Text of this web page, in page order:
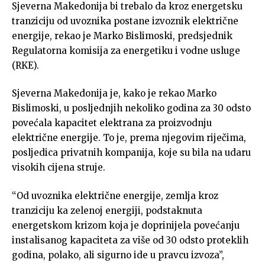
Sjeverna Makedonija bi trebalo da kroz energetsku
tranziciju od uvoznika postane izvoznik električne
energije, rekao je Marko Bislimoski, predsjednik
Regulatorna komisija za energetiku i vodne usluge
(RKE).
Sjeverna Makedonija je, kako je rekao Marko
Bislimoski, u posljednjih nekoliko godina za 30 odsto
povećala kapacitet elektrana za proizvodnju
električne energije. To je, prema njegovim riječima,
posljedica privatnih kompanija, koje su bila na udaru
visokih cijena struje.
“Od uvoznika električne energije, zemlja kroz
tranziciju ka zelenoj energiji, podstaknuta
energetskom krizom koja je doprinijela povećanju
instalisanog kapaciteta za više od 30 odsto proteklih
godina, polako, ali sigurno ide u pravcu izvoza”,